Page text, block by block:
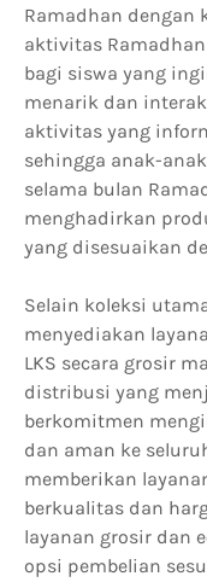
Ramadhan dengan
aktivitas
bagi siswa yang
menarik dan
aktivitas yang
sehingga anak-
selama bulan
menghadirkan
yang disesuaikan
Selain koleksi
menyediakan
LKS secara grosir
distribusi yang
berkomitmen
dan aman ke
memberikan
berkualitas dan
layanan grosir dan
opsi pembelian